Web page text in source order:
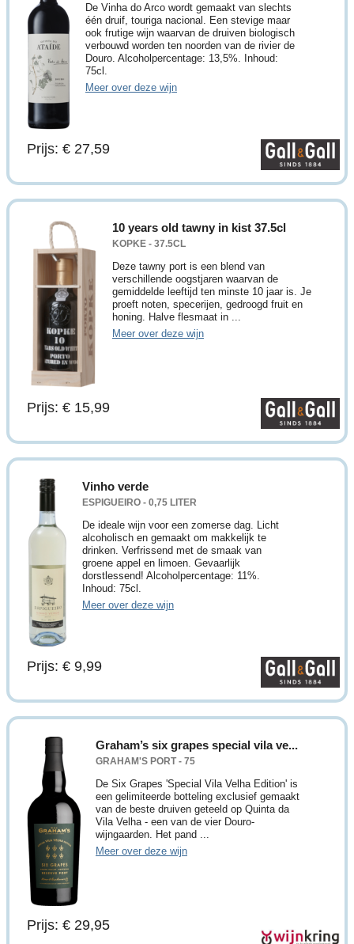
De Vinha do Arco wordt gemaakt van slechts
één druif, touriga nacional. Een stevige maar
ook frutige wijn waarvan de druiven biologisch
verbouwd worden ten noorden van de rivier de
Douro. Alcoholpercentage: 13,5%. Inhoud:
75cl.
Meer over deze wijn
Prijs: € 27,59
10 years old tawny in kist 37.5cl
KOPKE - 37.5CL
Deze tawny port is een blend van
verschillende oogstjaren waarvan de
gemiddelde leeftijd ten minste 10 jaar is. Je
proeft noten, specerijen, gedroogd fruit en
honing. Halve flesmaat in ...
Meer over deze wijn
Prijs: € 15,99
Vinho verde
ESPIGUEIRO - 0,75 LITER
De ideale wijn voor een zomerse dag. Licht
alcoholisch en gemaakt om makkelijk te
drinken. Verfrissend met de smaak van
groene appel en limoen. Gevaarlijk
dorstlessend! Alcoholpercentage: 11%.
Inhoud: 75cl.
Meer over deze wijn
Prijs: € 9,99
Graham’s six grapes special vila ve...
GRAHAM'S PORT - 75
De Six Grapes 'Special Vila Velha Edition' is
een gelimiteerde botteling exclusief gemaakt
van de beste druiven geteeld op Quinta da
Vila Velha - een van de vier Douro-
wijngaarden. Het pand ...
Meer over deze wijn
Prijs: € 29,95